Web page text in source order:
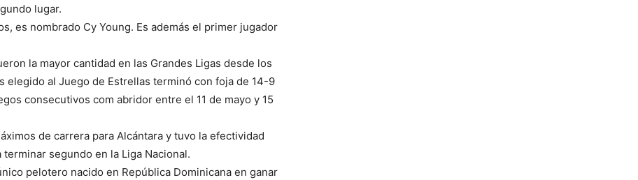
lugar.
es nombrado Cy Young. Es además el primer jugador
la mayor cantidad en las Grandes Ligas desde los
elegido al Juego de Estrellas terminó con foja de 14-9
consecutivos com abridor entre el 11 de mayo y 15
de carrera para Alcántara y tuvo la efectividad
segundo en la Liga Nacional.
pelotero nacido en República Dominicana en ganar